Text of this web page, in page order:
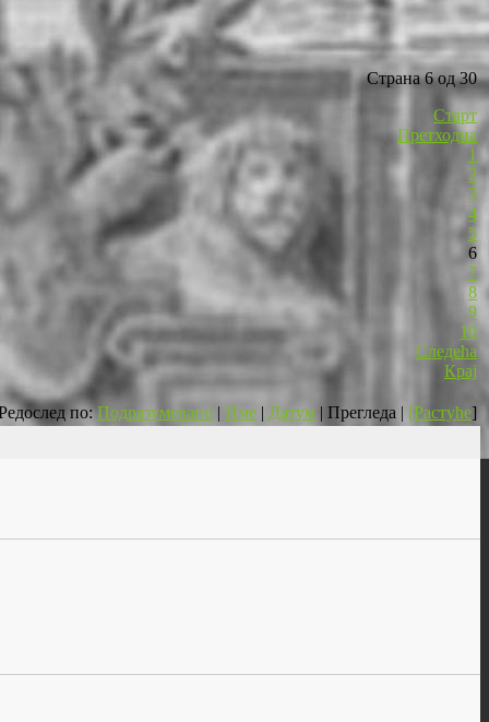
Страна 6 од 30
Старт
Претходна
1
2
3
4
5
6
7
8
9
10
Следећа
Крај
по:Подразумевано | Име | Датум | Прегледа | [Растуће]